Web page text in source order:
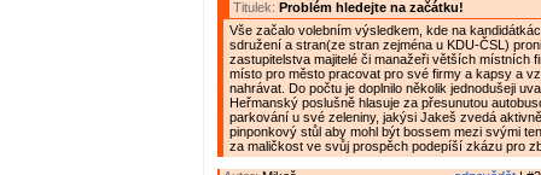
Titulek: Problém hledejte na začátku!
Vše začalo volebním výsledkem, kde na
sdružení a stran(ze stran zejména u KDU-ČSL)
zastupitelstva majitelé či manažeři větších místních
místo pro město pracovat pro své firmy a kapsy a
nahrávat. Do počtu je doplnilo několik jednodušeji
Heřmanský poslušně hlasuje za přesunutou
parkování u své zeleniny, jakýsi Jakeš zvedá
pinponkový stůl aby mohl být bossem mezi svými
za maličkost ve svůj prospěch podepíší zkázu pro